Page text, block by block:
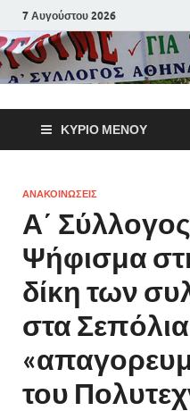
7 Αυγούστου 2026
ΚΎΡΙΟ ΜΕΝΟΎ
ΑΝΑΚΟΙΝΩΣΕΙΣ
Α΄
Ψήφισμα
δίκη των
στα
του